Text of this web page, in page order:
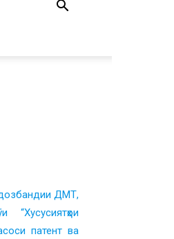
ДМТ,
патент ва